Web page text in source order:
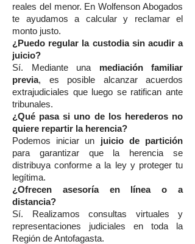
reales del menor. En Wolfenson Abogados
te ayudamos a calcular y reclamar el
monto justo.
¿Puedo regular la custodia sin acudir a
juicio?
Sí. Mediante una mediación familiar
previa, es posible alcanzar acuerdos
extrajudiciales que luego se ratifican ante
tribunales.
¿Qué pasa si uno de los herederos no
quiere repartir la herencia?
Podemos iniciar un juicio de partición
para garantizar que la herencia se
distribuya conforme a la ley y proteger tu
legítima.
¿Ofrecen asesoría en línea o a
distancia?
Sí. Realizamos consultas virtuales y
representaciones judiciales en toda la
Región de Antofagasta.